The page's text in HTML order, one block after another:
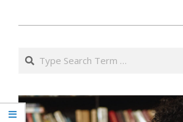
29
Search